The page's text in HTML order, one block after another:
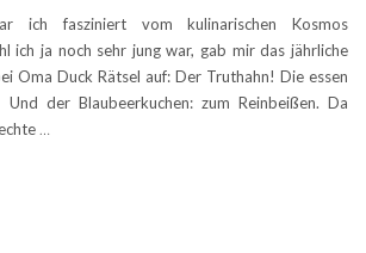
ich fasziniert vom kulinarischen Kosmos
ich ja noch sehr jung war, gab mir das jährliche
Oma Duck Rätsel auf: Der Truthahn! Die essen
der Blaubeerkuchen: zum Reinbeißen. Da
…